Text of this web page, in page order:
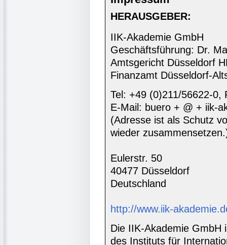
HERAUSGEBER:
IIK-Akademie GmbH
Geschäftsführung: Dr.
Amtsgericht Düsseldorf
Finanzamt Düsseldorf-
Tel: +49 (0)211/56622-0,
E-Mail: buero + @ + iik-
(Adresse ist als Schutz
wieder
Eulerstr. 50
40477 Düsseldorf
Deutschland
http://www.iik-
Die IIK-Akademie GmbH
des Instituts für